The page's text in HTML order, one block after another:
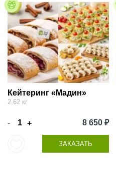
Кейтеринг «Мадин»
2,62 кг
- + 8 650 ₽
ЗАКАЗАТЬ